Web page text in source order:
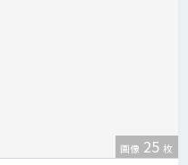
画像 25 枚